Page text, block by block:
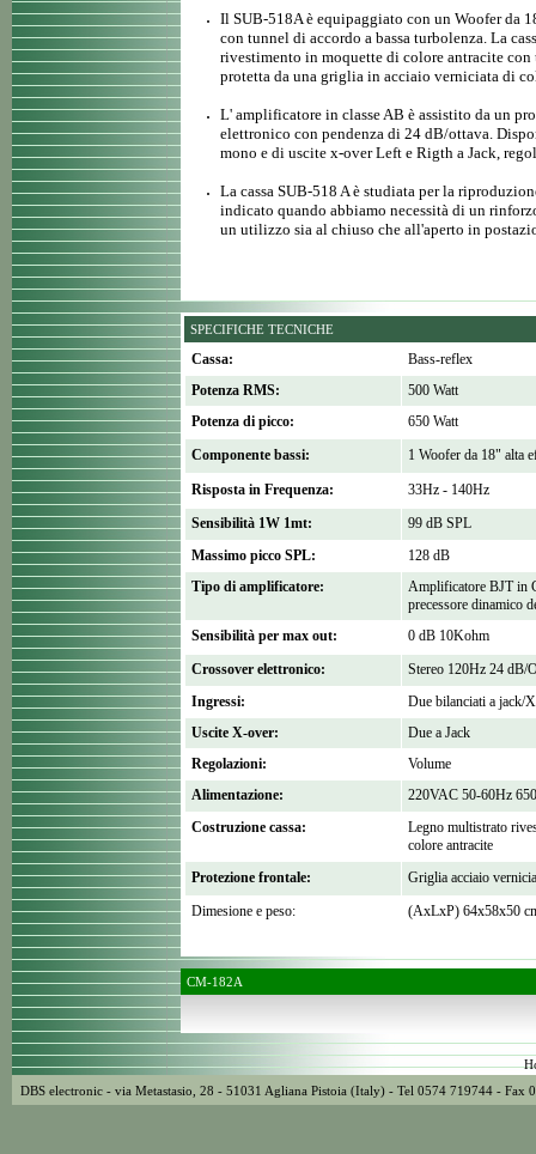
Il SUB-518A è equipaggiato con un Woofer da
con tunnel di accordo a bassa turbolenza. La
rivestimento in moquette di colore antracite
protetta da una griglia in acciaio verniciata di
L' amplificatore in classe AB è assistito da un
elettronico con pendenza di 24 dB/ottava.
mono e di uscite x-over Left e Rigth a Jack,
La cassa SUB-518 A è studiata per la
indicato quando abbiamo necessità di un
un utilizzo sia al chiuso che all'aperto in
SPECIFICHE TECNICHE
Cassa:
Bass-reflex
Potenza RMS:
500 Watt
Potenza di picco:
650 Watt
Componente bassi:
1 Woofer da 18" alta
Risposta in Frequenza:
33Hz - 140Hz
Sensibilità 1W 1mt:
99 dB SPL
Massimo picco SPL:
128 dB
Tipo di amplificatore:
Amplificatore BJT in
precessore dinamico
Sensibilità per max out:
0 dB 10Kohm
Crossover elettronico:
Stereo 120Hz 24 dB/
Ingressi:
Due bilanciati a jack/
Uscite X-over:
Due a Jack
Regolazioni:
Volume
Alimentazione:
220VAC 50-60Hz
Costruzione cassa:
Legno multistrato
colore antracite
Protezione frontale:
Griglia acciaio
Dimesione e peso:
(AxLxP) 64x58x50
CM-182A
DBS electronic - via Metastasio, 28 - 51031 Agliana Pistoia (Italy) - Tel 0574 719744 - Fax